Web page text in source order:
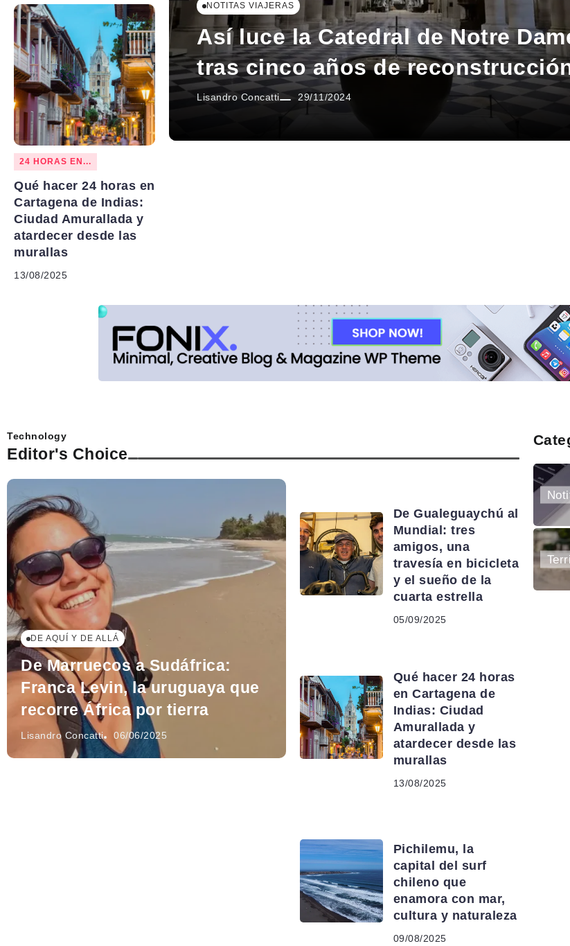
24 HORAS EN...
Qué hacer 24 horas en
Cartagena de Indias:
Ciudad Amurallada y
atardecer desde las
murallas
13/08/2025
NOTITAS VIAJERAS
Así luce la Catedral de Notre
tras cinco años de
Lisandro Concatti 29/11/2024
Editor's Choice
Technology
DE AQUÍ Y DE ALLÁ
De Marruecos a Sudáfrica:
Franca Levin, la uruguaya que
recorre África por tierra
Lisandro Concatti 06/06/2025
De Gualeguaychú al
Mundial: tres
amigos, una
travesía en bicicleta
y el sueño de la
cuarta estrella
05/09/2025
Qué hacer 24 horas
en Cartagena de
Indias: Ciudad
Amurallada y
atardecer desde las
murallas
13/08/2025
Pichilemu, la
capital del surf
chileno que
enamora con mar,
cultura y naturaleza
09/08/2025